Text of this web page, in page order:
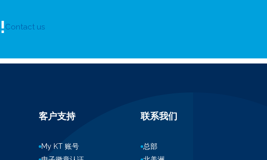
Contact us
客户支持
My KT 账号
联系我们
总部